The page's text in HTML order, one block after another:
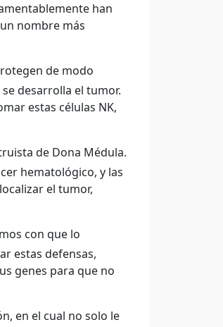
han
nombre más
de modo
desarrolla el tumor.
estas células NK,
de Dona Médula.
hematológico, y las
el tumor,
con que lo
estas defensas,
genes para que no
en el cual no solo le